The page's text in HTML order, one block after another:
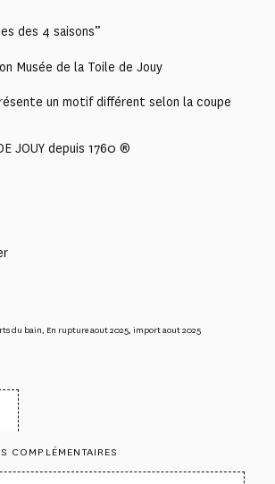
des 4 saisons”
Musée de la Toile de Jouy
un motif différent selon la coupe
JOUY depuis 1760 ®
du bain, En rupture aout 2025, import aout 2025
COMPLÉMENTAIRES